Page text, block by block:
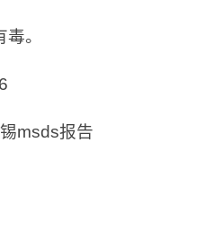
。
msds报告